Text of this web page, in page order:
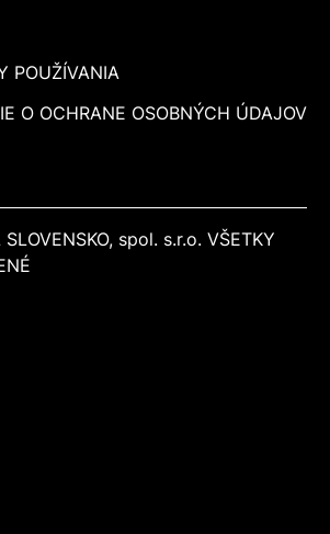
POUŽÍVANIA
O OCHRANE OSOBNÝCH ÚDAJOV
spol. s.r.o. VŠETKY